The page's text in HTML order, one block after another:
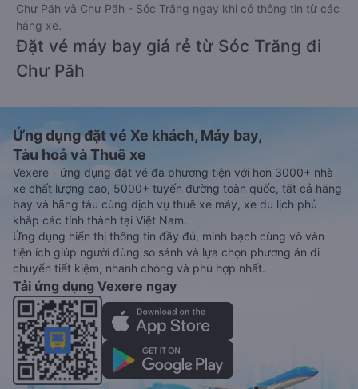
Chư Păh và Chư Păh - Sóc Trăng ngay khi có thông tin từ các
hãng xe.
Đặt vé máy bay giá rẻ từ Sóc Trăng đi
Chư Păh
Ứng dụng đặt vé Xe khách, Máy bay,
Tàu hoả và Thuê xe
Vexere - ứng dụng đặt vé đa phương tiện với hơn 3000+ nhà
xe chất lượng cao, 5000+ tuyến đường toàn quốc, tất cả hãng
bay và hãng tàu cùng dịch vụ thuê xe máy, xe du lịch phủ
khắp các tỉnh thành tại Việt Nam.
Ứng dụng hiển thị thông tin đầy đủ, minh bạch cùng vô vàn
tiện ích giúp người dùng so sánh và lựa chọn phương án di
chuyển tiết kiệm, nhanh chóng và phù hợp nhất.
Tải ứng dụng Vexere ngay